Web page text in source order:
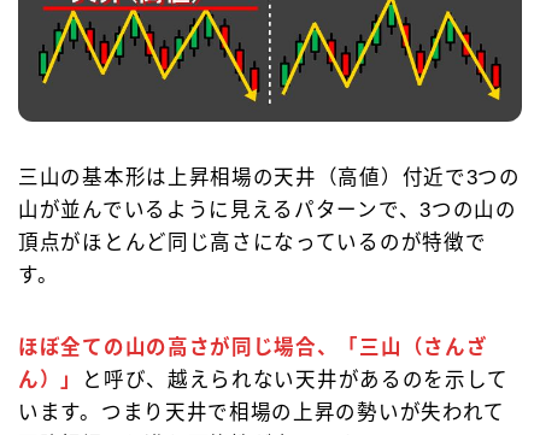
三山の基本形は上昇相場の天井（高値）付近で3つの
山が並んでいるように見えるパターンで、3つの山の
頂点がほとんど同じ高さになっているのが特徴で
す。
ほぼ全ての山の高さが同じ場合、「三山（さんざ
ん）」
と呼び、越えられない天井があるのを示して
います。つまり天井で相場の上昇の勢いが失われて